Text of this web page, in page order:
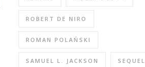
ROBERT DE NIRO
ROMAN POLAŃSKI
SAMUEL L. JACKSON SEQUEL